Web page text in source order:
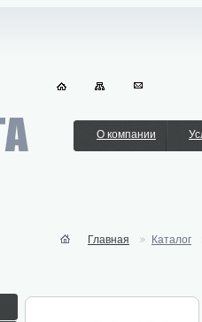
О компании
Главная Каталог